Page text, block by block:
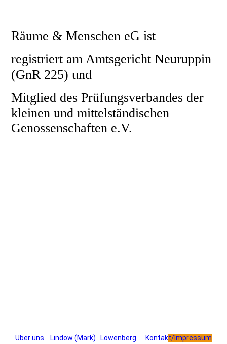
Räume & Menschen eG ist
registriert am Amtsgericht Neuruppin
(GnR 225) und
Mitglied des Prüfungsverbandes der
kleinen und mittelständischen
Genossenschaften e.V.
Über uns Lindow (Mark) Löwenberg Kontakt/Impressum